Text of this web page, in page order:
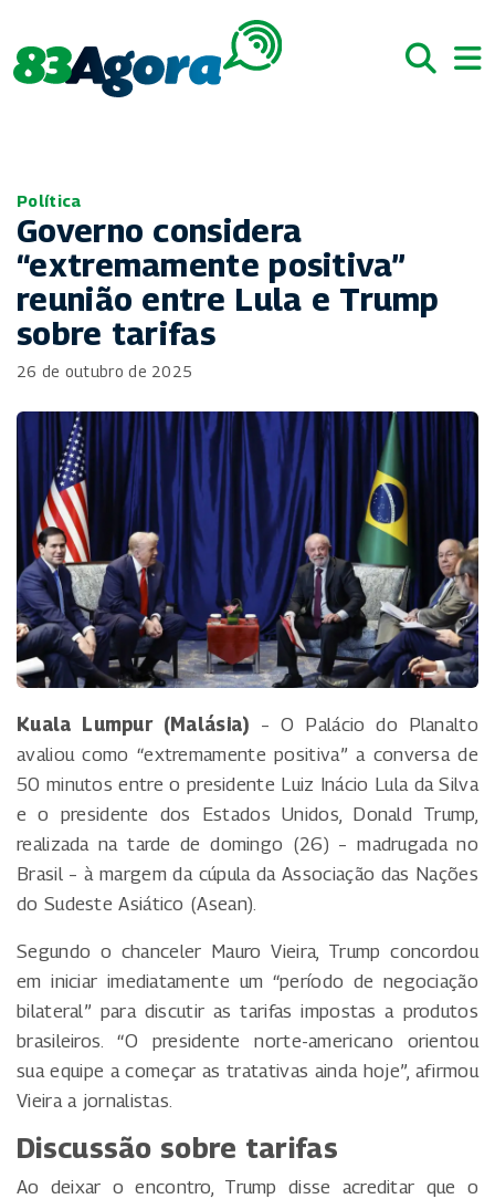
Política
Governo considera
“extremamente positiva”
reunião entre Lula e Trump
sobre tarifas
26 de outubro de 2025
Kuala Lumpur (Malásia) – O Palácio do Planalto
avaliou como “extremamente positiva” a conversa de
50 minutos entre o presidente Luiz Inácio Lula da Silva
e o presidente dos Estados Unidos, Donald Trump,
realizada na tarde de domingo (26) – madrugada no
Brasil – à margem da cúpula da Associação das Nações
do Sudeste Asiático (Asean).
Segundo o chanceler Mauro Vieira, Trump concordou
em iniciar imediatamente um “período de negociação
bilateral” para discutir as tarifas impostas a produtos
brasileiros. “O presidente norte-americano orientou
sua equipe a começar as tratativas ainda hoje”, afirmou
Vieira a jornalistas.
Discussão sobre tarifas
Ao deixar o encontro, Trump disse acreditar que o